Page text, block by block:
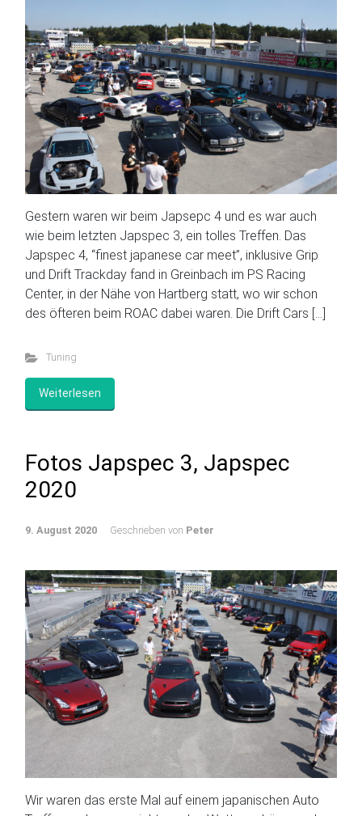
Gestern waren wir beim Japsepc 4 und es war auch
wie beim letzten Japspec 3, ein tolles Treffen. Das
Japspec 4, “finest japanese car meet”, inklusive Grip
und Drift Trackday fand in Greinbach im PS Racing
Center, in der Nähe von Hartberg statt, wo wir schon
des öfteren beim ROAC dabei waren. Die Drift Cars […]
Tuning
Weiterlesen
Fotos Japspec 3, Japspec
2020
9. August 2020 Geschrieben von Peter
Wir waren das erste Mal auf einem japanischen Auto